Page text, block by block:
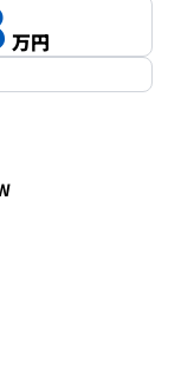
万円